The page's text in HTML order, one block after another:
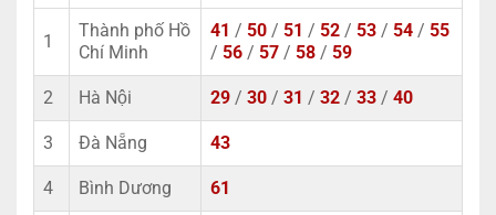
1
Thành phố Hồ
Chí Minh
41 / 50 / 51 / 52 / 53 / 54 / 55
/ 56 / 57 / 58 / 59
2 Hà Nội 29 / 30 / 31 / 32 / 33 / 40
3 Đà Nẵng 43
4 Bình Dương 61